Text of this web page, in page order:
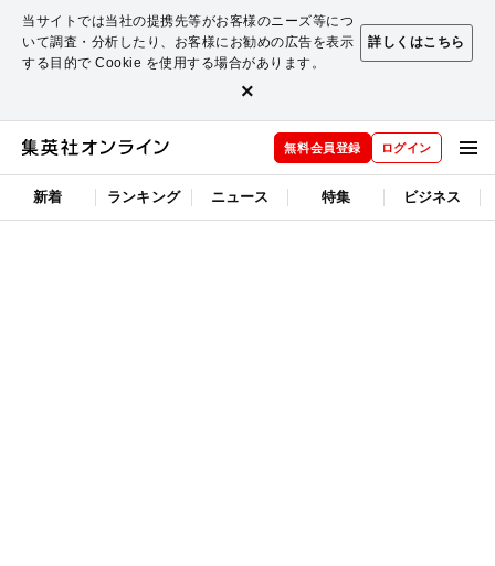
当サイトでは当社の提携先等がお客様のニーズ等につ
いて調査・分析したり、お客様にお勧めの広告を表示
する目的で Cookie を使用する場合があります。
詳しくはこちら
×
無料会員登録 ログイン
新着 ランキング ニュース 特集 ビジネス